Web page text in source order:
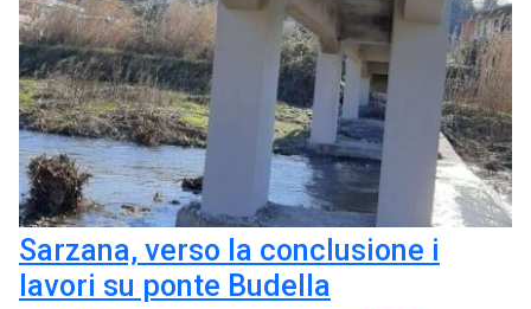
Sarzana, verso la conclusione i
lavori su ponte Budella